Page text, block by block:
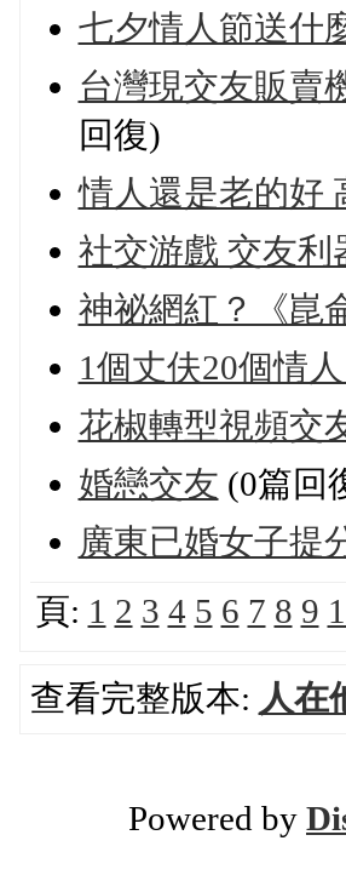
七夕情人節送什
台灣現交友販賣
回復)
情人還是老的好
社交游戲 交友利
神祕網紅？《崑
1個丈伕20個情
花椒轉型視頻交
婚戀交友 (0篇回
廣東已婚女子提
頁: 1 2 3 4 5 6 7 8 9
查看完整版本: 人在
Powered by